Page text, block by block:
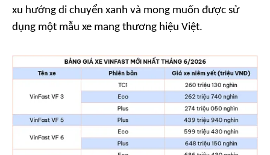
xu hướng di chuyển xanh và mong muốn được sử
dụng một mẫu xe mang thương hiệu Việt.